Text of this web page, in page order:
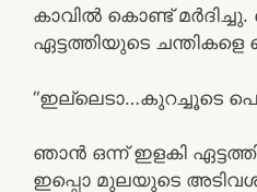
കാവിൽ കൊണ്ട്
ഏട്ടത്തിയുടെ
“ഇല്ലെടാ…കുറച്ചൂടെ
ഞാൻ ഒന്ന് ഇളകി
ഇപ്പൊ മുലയുടെ